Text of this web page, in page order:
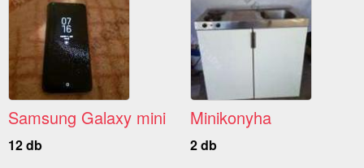
Samsung Galaxy mini
12 db
Minikonyha
2 db